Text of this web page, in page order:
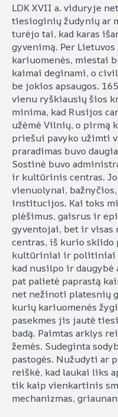
LDK XVII a. viduryje
tiesioginių žudynių ar
turėjo tai, kad karas
gyvenimą. Per
kariuomenės, miestai
kaimai deginami, o
be jokios apsaugos.
vienu ryškiausių šios
minima, kad Rusijos
užėmė Vilnių, o pirmą
priešui pavyko užimti
praradimas buvo
Sostinė buvo
ir kultūrinis centras.
vienuolynai,
institucijos. Kai toks
plėšimus, gaisrus ir
gyventojai, bet ir visas
centras, iš kurio
kultūriniai ir politiniai
kad nusilpo ir
pat palietė paprastą
net nežinoti platesnių
kurių kariuomenės
pasekmes jis jautė
badą. Paimtas arklys
žemės. Sudeginta
pastogės. Nužudyti ar
reiškė, kad laukai liks
tik kaip vienkartinis
mechanizmas,